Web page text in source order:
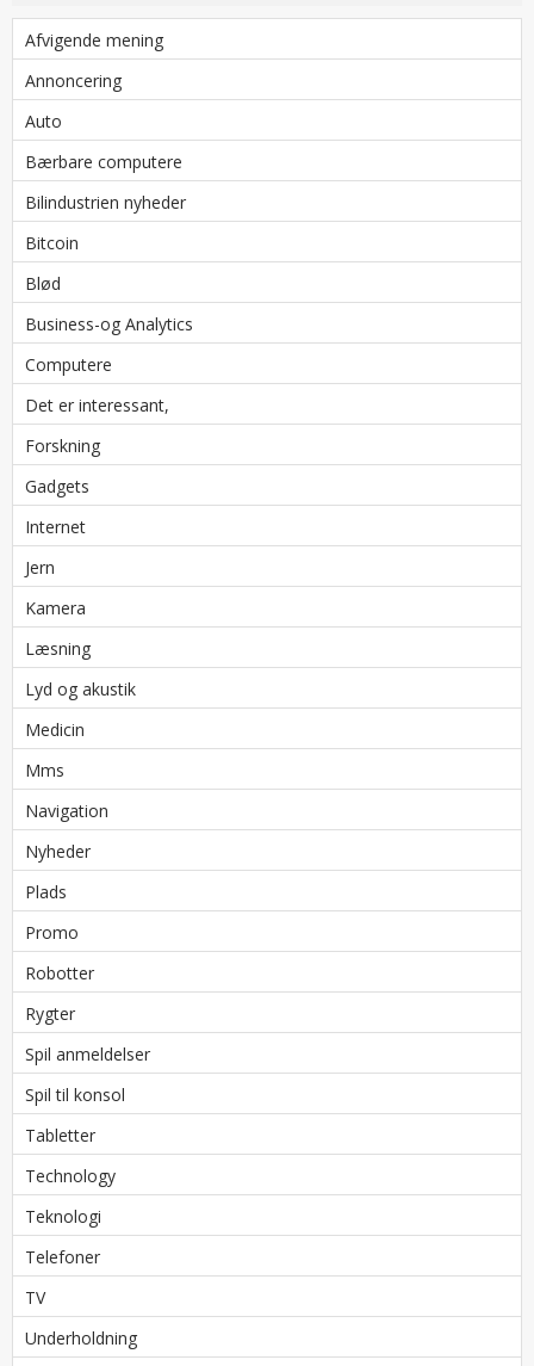
Afvigende mening
Annoncering
Auto
Bærbare computere
Bilindustrien nyheder
Bitcoin
Blød
Business-og Analytics
Computere
Det er interessant,
Forskning
Gadgets
Internet
Jern
Kamera
Læsning
Lyd og akustik
Medicin
Mms
Navigation
Nyheder
Plads
Promo
Robotter
Rygter
Spil anmeldelser
Spil til konsol
Tabletter
Technology
Teknologi
Telefoner
TV
Underholdning